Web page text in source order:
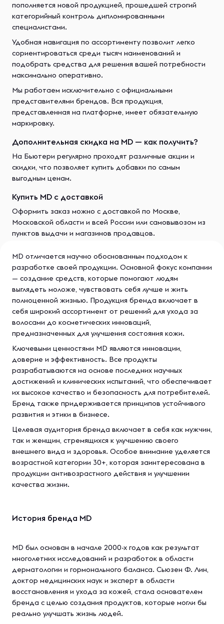
пополняется новой продукцией, прошедшей строгий
категорийный контроль дипломированными
специалистами.
Удобная навигация по ассортименту позволит легко
сориентироваться среди тысяч наименований и
подобрать средства для решения вашей потребности
максимально оперативно.
Мы работаем исключительно с официальными
представителями брендов. Вся продукция,
представленная на платформе, имеет обязательную
маркировку.
Дополнительная скидка на MD — как получить?
На Бьютери регулярно проходят различные акции и
скидки, что позволяет купить добавки по самым
выгодным ценам.
Купить MD с доставкой
Оформить заказ можно с доставкой по Москве,
Московской области и всей России или самовывозом из
пунктов выдачи и магазинов продавцов.
MD отличается научно обоснованным подходом к
разработке своей продукции. Основной фокус компании
— создание средств, которые помогают людям
выглядеть моложе, чувствовать себя лучше и жить
полноценной жизнью. Продукция бренда включает в
себя широкий ассортимент от решений для ухода за
волосами до косметических инноваций,
предназначенных для улучшения состояния кожи.
Ключевыми ценностями MD являются инновации,
доверие и эффективность. Все продукты
разрабатываются на основе последних научных
достижений и клинических испытаний, что обеспечивает
их высокое качество и безопасность для потребителей.
Бренд также придерживается принципов устойчивого
развития и этики в бизнесе.
Целевая аудитория бренда включает в себя как мужчин,
так и женщин, стремящихся к улучшению своего
внешнего вида и здоровья. Особое внимание уделяется
возрастной категории 30+, которая заинтересована в
продукции антивозрастного действия и улучшении
качества жизни.
История бренда MD
MD был основан в начале 2000-х годов как результат
многолетних исследований и разработок в области
дерматологии и гормонального баланса. Сьюзен Ф. Лин,
доктор медицинских наук и эксперт в области
восстановления и ухода за кожей, стала основателем
бренда с целью создания продуктов, которые могли бы
реально улучшать жизнь людей.